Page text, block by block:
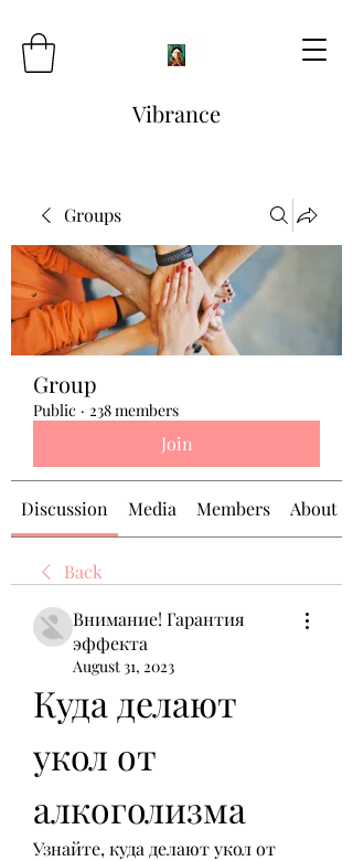
Vibrance
Groups
Group
Public · 238 members
Join
Discussion Media Members About
Back
Внимание! Гарантия
эффекта
August 31, 2023
Куда делают
укол от
алкоголизма
Узнайте, куда делают укол от